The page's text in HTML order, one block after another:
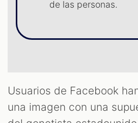
de las personas.
Usuarios de Facebook
una imagen con una